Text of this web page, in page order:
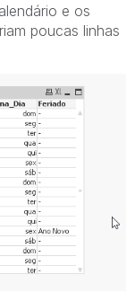
e os
poucas linhas